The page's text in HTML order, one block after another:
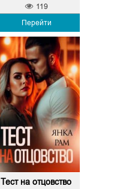
Перейти
119
Тест на отцовство